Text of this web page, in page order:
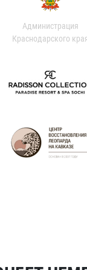
Администрация
Краснодарского